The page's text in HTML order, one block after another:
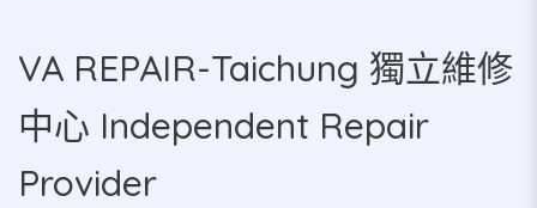
VA REPAIR-Taichung 獨立維修
中心 Independent Repair
Provider